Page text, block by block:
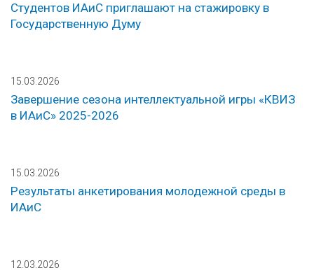
Студентов ИАиС приглашают на стажировку в
Государственную Думу
15.03.2026
Завершение сезона интеллектуальной игры «КВИЗ
в ИАиС» 2025-2026
15.03.2026
Результаты анкетирования молодежной среды в
ИАиС
12.03.2026